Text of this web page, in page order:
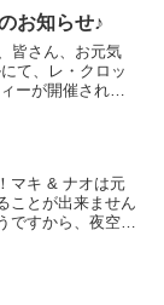
お知らせ♪
皆さん、お元気
て、レ・クロッ
ーが開催されま
マキ & ナオは元
ことが出来ません
ですから、夜空を